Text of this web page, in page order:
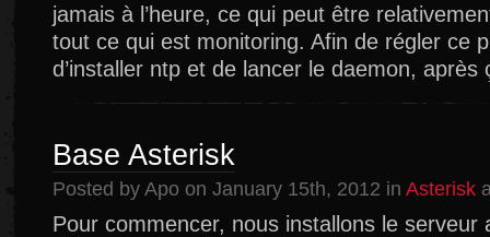
jamais à l’heure, ce qui peut être
tout ce qui est monitoring. Afin de régler ce
d’installer ntp et de lancer le daemon,
Base Asterisk
Posted by Apo on January 15th, 2012 in Asterisk
Pour commencer, nous installons le serveur